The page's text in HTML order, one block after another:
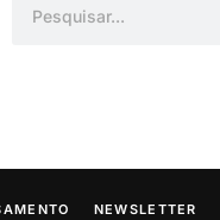
NEWSLETTER